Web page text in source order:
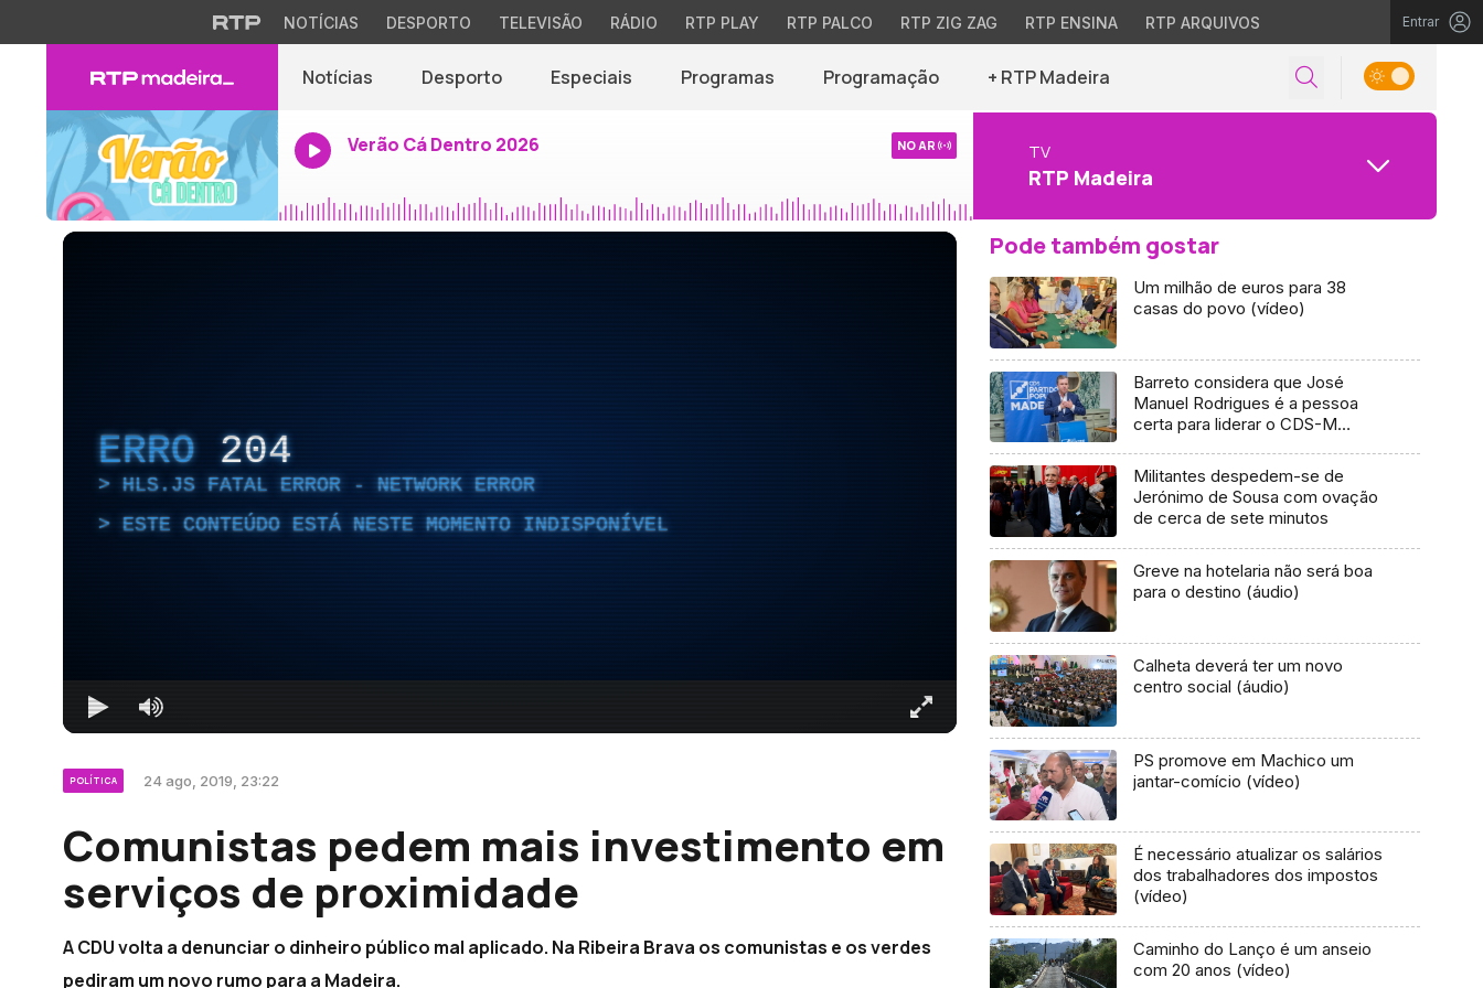
NOTÍCIAS DESPORTO TELEVISÃO RÁDIO RTP PLAY RTP PALCO RTP ZIG ZAG RTP ENSINA RTP ARQUIVOS Entrar
Notícias Desporto Especiais Programas Programação + RTP Madeira
Verão Cá Dentro 2026 NO AR TV
RTP Madeira
ERRO 204
HLS.JS FATAL ERROR - NETWORK ERROR
ESTE CONTEÚDO ESTÁ NESTE MOMENTO INDISPONÍVEL
POLÍTICA 24 ago, 2019, 23:22
Comunistas pedem mais investimento em
serviços de proximidade
A CDU volta a denunciar o dinheiro público mal aplicado. Na Ribeira Brava os comunistas e os verdes
pediram um novo rumo para a Madeira.
Pode também gostar
Um milhão de euros para 38
casas do povo (vídeo)
Barreto considera que José
Manuel Rodrigues é a pessoa
certa para liderar o CDS-M
Militantes despedem-se de
Jerónimo de Sousa com ovação
de cerca de sete minutos
Greve na hotelaria não será boa
para o destino (áudio)
Calheta deverá ter um novo
centro social (áudio)
PS promove em Machico um
jantar-comício (vídeo)
É necessário atualizar os salários
dos trabalhadores dos impostos
(vídeo)
Caminho do Lanço é um anseio
com 20 anos (vídeo)